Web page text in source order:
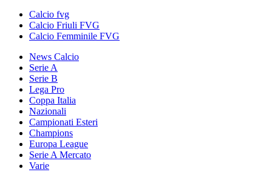
Calcio fvg
Calcio Friuli FVG
Calcio Femminile FVG
News Calcio
Serie A
Serie B
Lega Pro
Coppa Italia
Nazionali
Campionati Esteri
Champions
Europa League
Serie A Mercato
Varie